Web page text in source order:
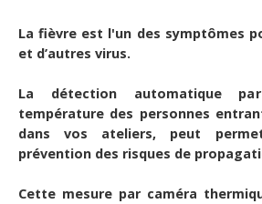
La fièvre est l'un des symptômes
et d’autres virus.
La détection automatique
température des personnes
dans vos ateliers, peut
prévention des risques de
Cette mesure par caméra